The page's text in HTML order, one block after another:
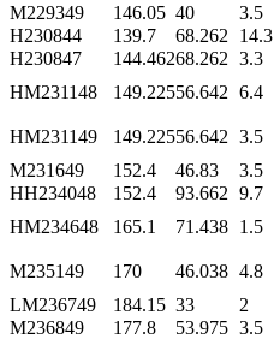
M229349
146.05 40 3.5
H230844
139.7 68.262 14.3
H230847
144.46268.262 3.3
HM231148
149.22556.642 6.4
HM231149
149.22556.642 3.5
M231649
152.4 46.83 3.5
HH234048
152.4 93.662 9.7
HM234648
165.1 71.438 1.5
M235149 170 46.038 4.8
LM236749
184.15 33 2
M236849
177.8 53.975 3.5